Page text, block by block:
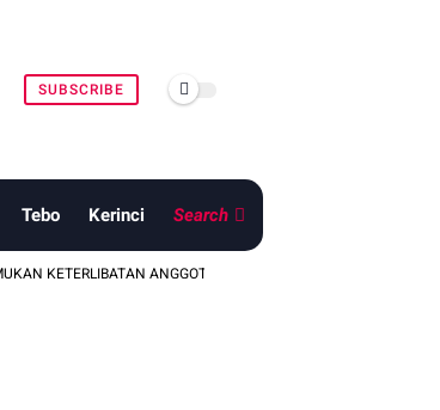
SUBSCRIBE
Tebo Kerinci Search
ANGGOTA TNI DALAM DUGAAN PENGANIAYAAN DI